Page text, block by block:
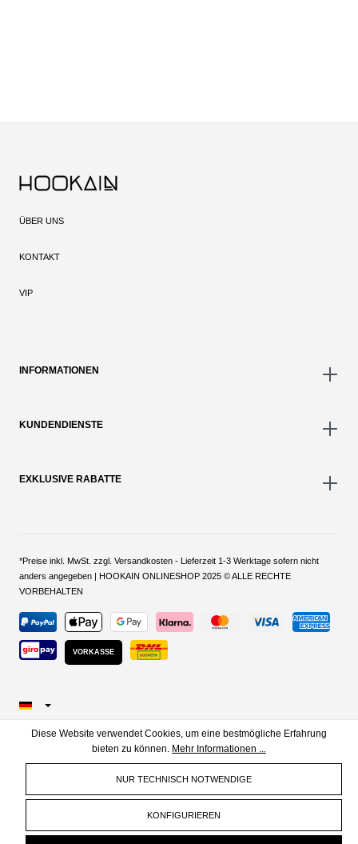
ÜBER UNS
KONTAKT
VIP
INFORMATIONEN
KUNDENDIENSTE
EXKLUSIVE RABATTE
*Preise inkl. MwSt. zzgl. Versandkosten - Lieferzeit 1-3 Werktage sofern nicht
anders angegeben | HOOKAIN ONLINESHOP 2025 © ALLE RECHTE
VORBEHALTEN
VORKASSE
Diese Website verwendet Cookies, um eine bestmögliche Erfahrung
bieten zu können. Mehr Informationen ...
NUR TECHNISCH NOTWENDIGE
KONFIGURIEREN